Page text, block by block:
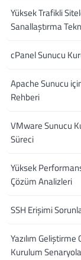
Yüksek Trafikli
Sanallaştırma
cPanel Sunucu
Apache Sunucu
Rehberi
VMware Sunucu
Süreci
Yüksek
Çözüm Analizleri
SSH Erişimi
Yazılım
Kurulum